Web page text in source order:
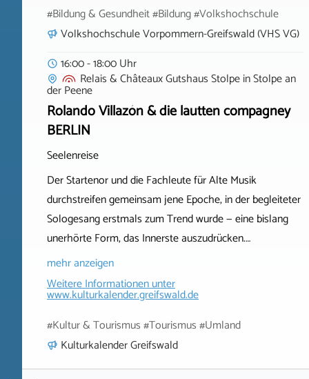
#Bildung & Gesundheit #Bildung #Volkshochschule
Volkshochschule Vorpommern-Greifswald (VHS VG)
16:00 - 18:00 Uhr
Relais & Châteaux Gutshaus StolpeinStolpe an
der Peene
Rolando Villazón & die lautten compagney
BERLIN
Seelenreise
Der Startenor und die Fachleute für Alte Musik
durchstreifen gemeinsam jene Epoche, in der begleiteter
Sologesang erstmals zum Trend wurde — eine bislang
unerhörte Form, das Innerste auszudrücken.…
mehr anzeigen
Weitere Informationen unter
www.kulturkalender.greifswald.de
#Kultur & Tourismus #Tourismus #Umland
Kulturkalender Greifswald